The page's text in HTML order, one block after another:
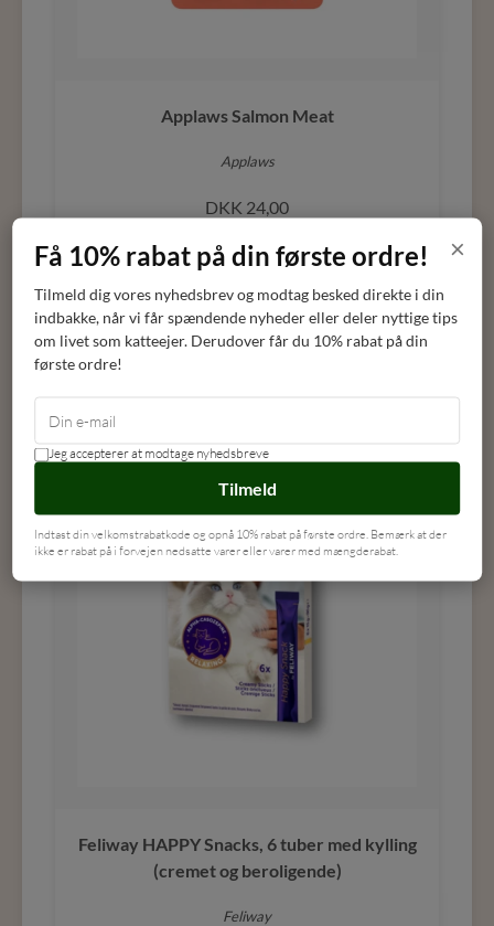
Applaws Salmon Meat
Applaws
DKK 24,00
Feliway HAPPY Snacks, 6 tuber med kylling
(cremet og beroligende)
Feliway
×
Få 10% rabat på din første ordre!
Tilmeld dig vores nyhedsbrev og modtag besked direkte i din
indbakke, når vi får spændende nyheder eller deler nyttige tips
om livet som katteejer. Derudover får du 10% rabat på din
første ordre!
Jeg accepterer at modtage nyhedsbreve
Tilmeld
Indtast din velkomstrabatkode og opnå 10% rabat på første ordre. Bemærk at der
ikke er rabat på i forvejen nedsatte varer eller varer med mængderabat.